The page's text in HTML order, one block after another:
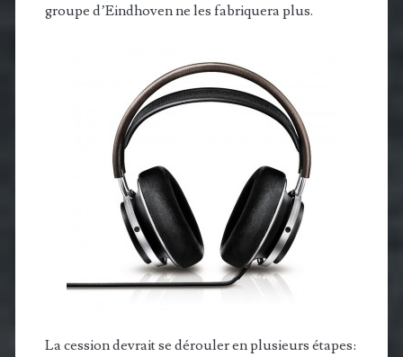
groupe d’Eindhoven ne les fabriquera plus.
La cession devrait se dérouler en plusieurs étapes: